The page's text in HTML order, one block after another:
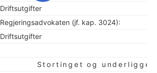
Driftsutgifter
Regjeringsadvokaten (jf. kap. 3024):
Driftsutgifter
Stortinget og